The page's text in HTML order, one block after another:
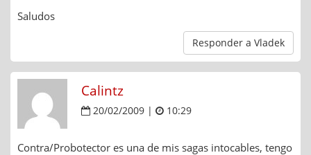
Saludos
Responder a Vladek
Calintz
20/02/2009 | 10:29
Contra/Probotector es una de mis sagas intocables, tengo